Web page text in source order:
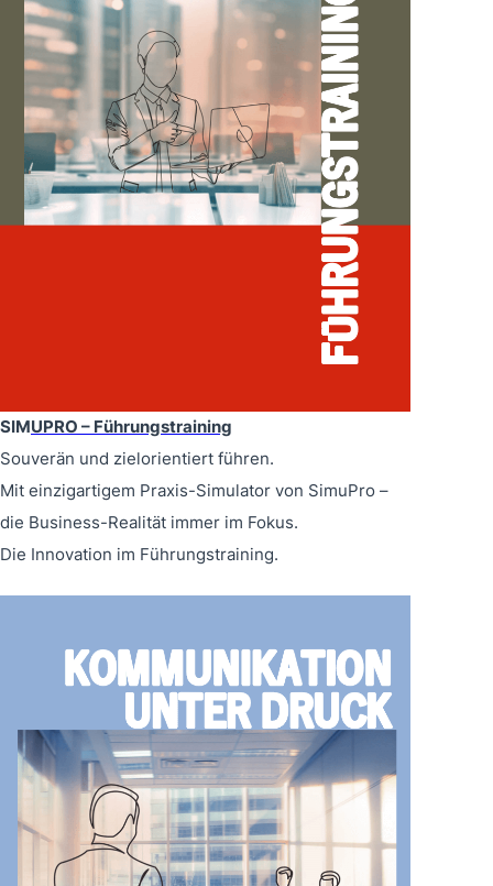
SIMUPRO – Führungstraining
Souverän und zielorientiert führen.
Mit einzigartigem Praxis-Simulator von SimuPro –
die Business-Realität immer im Fokus.
Die Innovation im Führungstraining.